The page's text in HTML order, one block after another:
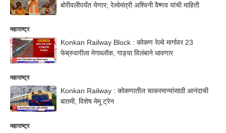
बोरीवलीपर्यंत येणार; रेल्वेमंत्री अश्विनी वैष्णव यांची माहिती
महाराष्ट्र
Konkan Railway Block : कोकण रेल्वे मार्गावर 23
फेब्रुवारीला मेगाब्लॉक, गाड्या विलंबाने धावणार
महाराष्ट्र
Konkan Railway : कोकणातील चाकरमान्यांसाठी आनंदाची
बातमी, विशेष मेमू ट्रेन
महाराष्ट्र